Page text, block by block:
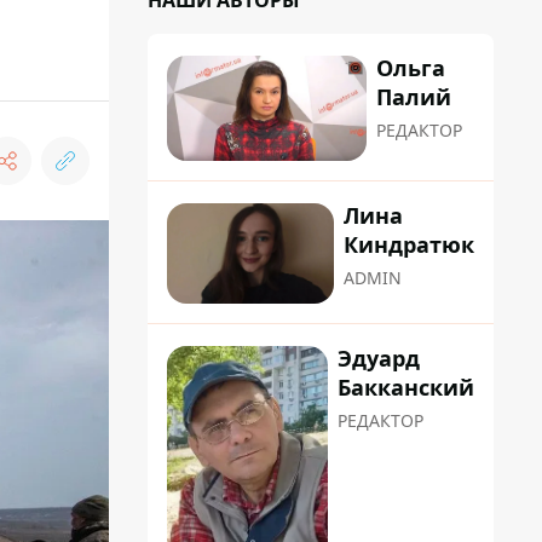
Ольга
Палий
РЕДАКТОР
Лина
Киндратюк
ADMIN
Эдуард
Бакканский
РЕДАКТОР